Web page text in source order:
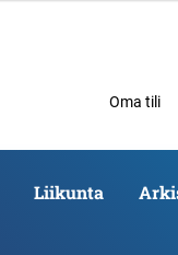
Oma tili
Liikunta